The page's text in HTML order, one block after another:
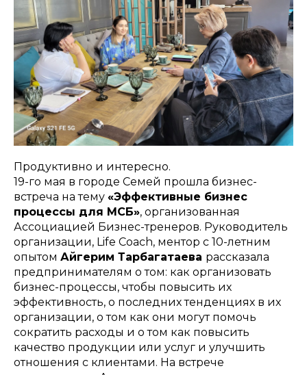
Продуктивно и интересно.
19-го мая в городе Семей прошла бизнес-
встреча на тему «Эффективные бизнес
процессы для МСБ», организованная
Ассоциацией Бизнес-тренеров. Руководитель
организации, Life Coach, ментор с 10-летним
опытом Айгерим Тарбагатаева рассказала
предпринимателям о том: как организовать
бизнес-процессы, чтобы повысить их
эффективность, о последних тенденциях в их
организации, о том как они могут помочь
сократить расходы и о том как повысить
качество продукции или услуг и улучшить
отношения с клиентами. На встрече